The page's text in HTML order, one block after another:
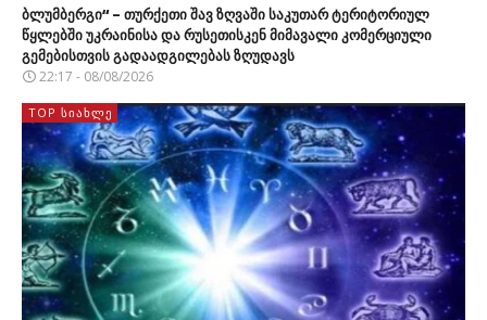
ბლუმბერგი“ – თურქეთი შავ ზღვაში საკუთარ ტერიტორიულ
წყლებში უკრაინისა და რუსეთისკენ მიმავალი კომერციული
გემებისთვის გადაადგილებას ზღუდავს
22:17 - 08/08/2026
TOP ᲡᲘᲐᲮᲚᲔ